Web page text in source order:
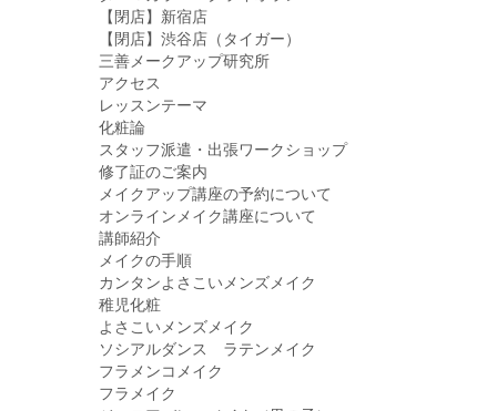
【閉店】新宿店
【閉店】渋谷店（タイガー）
三善メークアップ研究所
アクセス
レッスンテーマ
化粧論
スタッフ派遣・出張ワークショップ
修了証のご案内
メイクアップ講座の予約について
オンラインメイク講座について
講師紹介
メイクの手順
カンタンよさこいメンズメイク
稚児化粧
よさこいメンズメイク
ソシアルダンス ラテンメイク
フラメンコメイク
フラメイク